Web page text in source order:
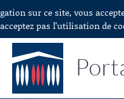
sur ce site, vous
pas l’utilisation de